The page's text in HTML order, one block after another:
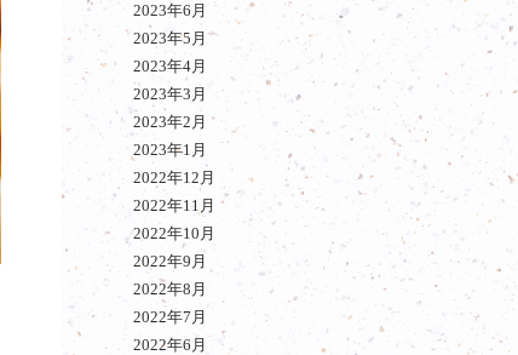
2023年6月
2023年5月
2023年4月
2023年3月
2023年2月
2023年1月
2022年12月
2022年11月
2022年10月
2022年9月
2022年8月
2022年7月
2022年6月